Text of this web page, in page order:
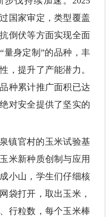
国家审定，类型覆盖
倒伏等方面实现全面
量身定制”的品种，丰
，提升了产能潜力。
种累计推广面积已达
对安全提供了坚实的
镇官村的玉米试验基
米新种质创制与应用
小山，学生们仔细核
袋打开，取出玉米，
行粒数，每个玉米棒